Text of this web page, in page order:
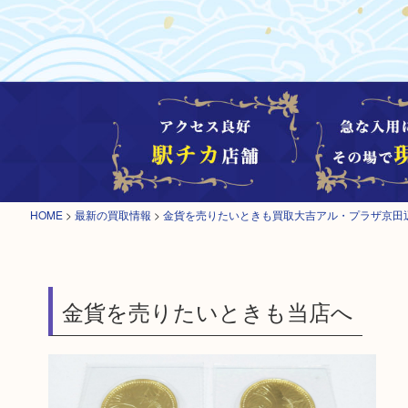
HOME > 最新の買取情報 > 金貨を売りたいときも買取大吉アル・プラザ京田
金貨を売りたいときも当店へ